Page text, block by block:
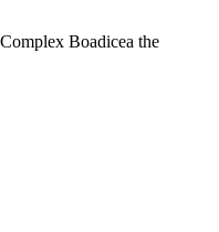
Complex Boadicea the